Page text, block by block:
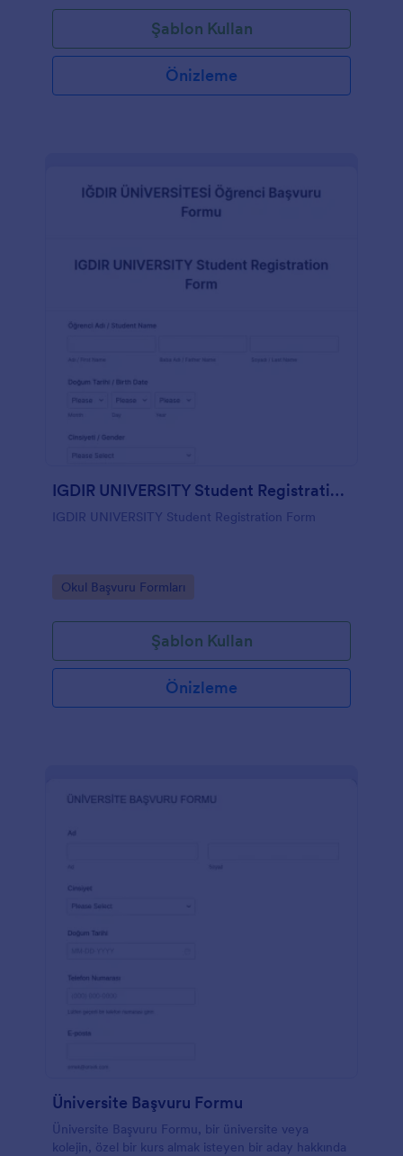
Şablon Kullan
Önizleme
IGDIR UNIVERSITY Student Registration Form
IGDIR UNIVERSITY Student Registration Form
Go to Category:
Okul Başvuru Formları
Şablon Kullan
Önizleme
Üniversite Başvuru Formu
Üniversite Başvuru Formu, bir üniversite veya
kolejin, özel bir kurs almak isteyen bir aday hakkında